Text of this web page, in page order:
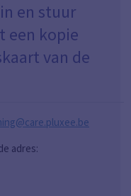
en stuur
een kopie
van de
adres: